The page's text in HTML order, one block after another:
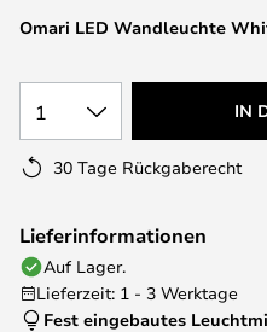
Omari LED Wandleuchte
1 IN
30 Tage Rückgaberecht
Lieferinformationen
Auf Lager.
Lieferzeit: 1 - 3 Werktage
Fest eingebautes